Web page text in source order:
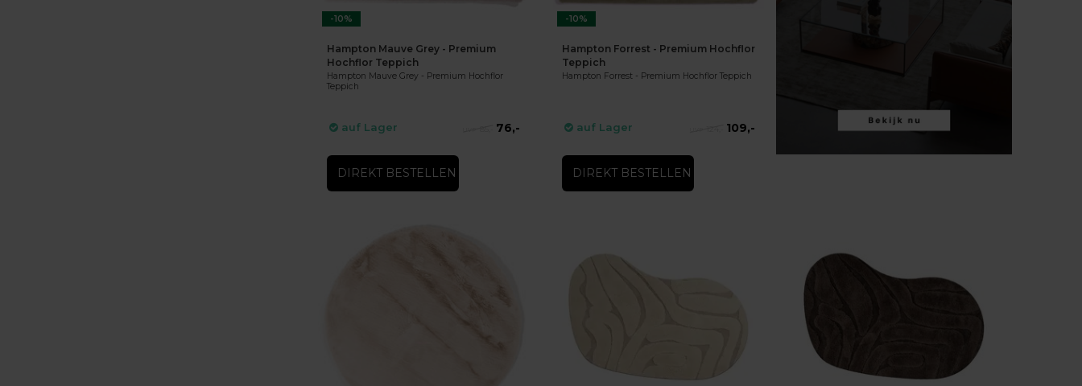
-10%
Hampton Mauve Grey - Premium
Hochflor Teppich
Hampton Mauve Grey - Premium Hochflor
Teppich
auf Lager 76,-
DIREKT BESTELLEN
-10%
Hampton Forrest - Premium Hochflor
Teppich
Hampton Forrest - Premium Hochflor Teppich
auf Lager 109,-
DIREKT BESTELLEN